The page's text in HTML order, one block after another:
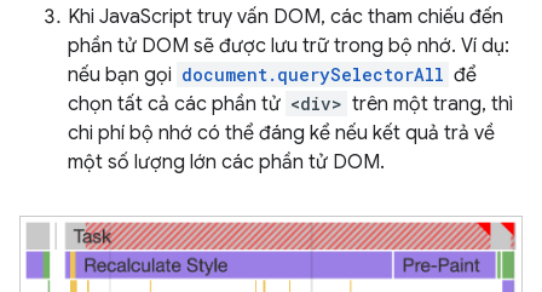
Khi JavaScript truy vấn DOM, các tham chiếu đến
phần tử DOM sẽ được lưu trữ trong bộ nhớ. Ví dụ:
nếu bạn gọi document.querySelectorAll để
chọn tất cả các phần tử <div> trên một trang, thì
chi phí bộ nhớ có thể đáng kể nếu kết quả trả về
một số lượng lớn các phần tử DOM.